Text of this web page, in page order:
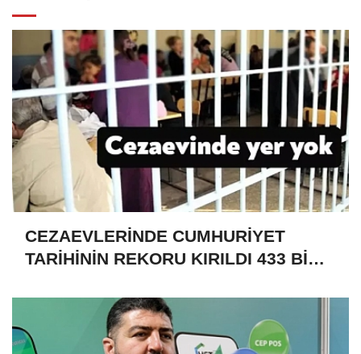
CEZAEVLERİNDE CUMHURİYET
TARİHİNİN REKORU KIRILDI 433 BİN